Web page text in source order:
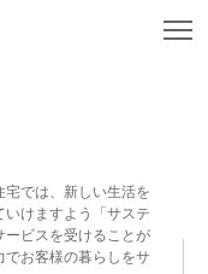
では、新しい生活を
けますよう「サステ
ービスを受けることが
でお客様の暮らしをサ